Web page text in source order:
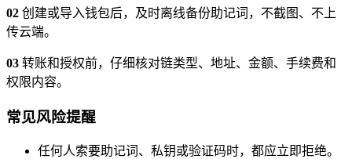
02 创建或导入钱包后，及时离线备份助记词，不截图、不上
传云端。
03 转账和授权前，仔细核对链类型、地址、金额、手续费和
权限内容。
常见风险提醒
任何人索要助记词、私钥或验证码时，都应立即拒绝。